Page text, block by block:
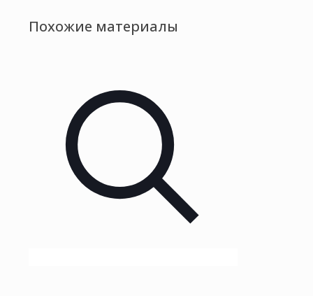
Похожие материалы